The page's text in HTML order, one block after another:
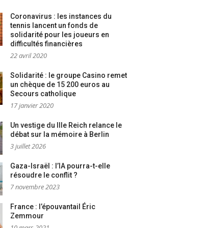
Coronavirus : les instances du
tennis lancent un fonds de
solidarité pour les joueurs en
difficultés financières
22 avril 2020
Solidarité : le groupe Casino remet
un chèque de 15 200 euros au
Secours catholique
17 janvier 2020
Un vestige du IIIe Reich relance le
débat sur la mémoire à Berlin
3 juillet 2026
Gaza-Israël : l’IA pourra-t-elle
résoudre le conflit ?
7 novembre 2023
France : l’épouvantail Éric
Zemmour